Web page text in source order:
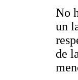
No
un
de